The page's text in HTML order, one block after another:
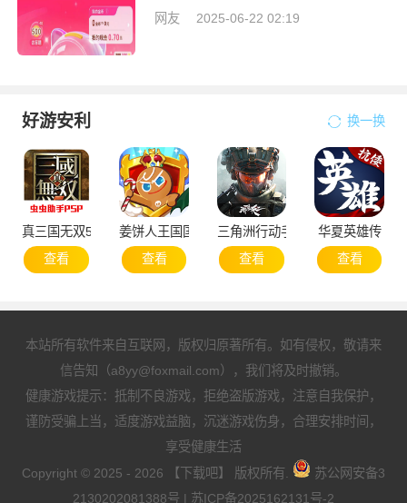
网友 2025-06-22 02:19
好游安利 换一换
真三国无双5
查看
姜饼人王国国际服
查看
三角洲行动手机版
查看
华夏英雄传
查看
本站所有软件来自互联网，版权归原著所有。如有侵权，敬请来
信告知（a8yy@foxmail.com），我们将及时撤销。
健康游戏提示：抵制不良游戏，拒绝盗版游戏，注意自我保护，
谨防受骗上当，适度游戏益脑，沉迷游戏伤身，合理安排时间，
享受健康生活
Copyright © 2025 - 2026 【下载吧】 版权所有.
苏公网安备3
2130202081388号 | 苏ICP备2025162131号-2